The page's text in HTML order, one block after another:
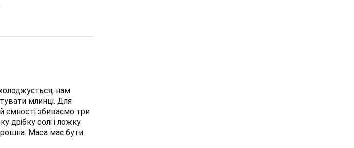
нам
млинці. Для
ємності збиваємо три
дрібку солі і ложку
Маса має бути